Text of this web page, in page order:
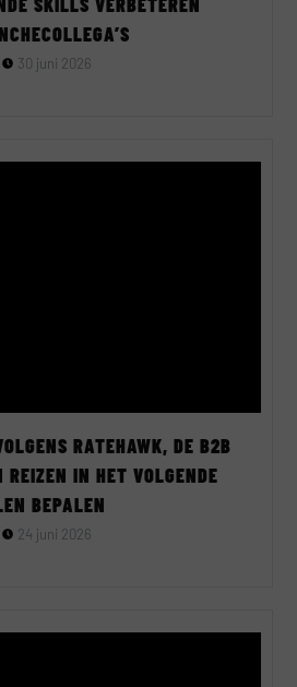
30 juni 2026
RATEHAWK, DE B2B
IN HET VOLGENDE
BEPALEN
24 juni 2026